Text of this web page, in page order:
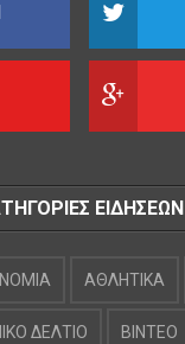
ΕΙΔΗΣΕΩΝ
ΑΘΛΗΤΙΚΑ
ΔΕΛΤΙΟ ΒΙΝΤΕΟ